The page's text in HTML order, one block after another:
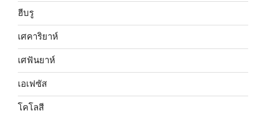
ฮีบรู
เศคาริยาห์
เศฟันยาห์
เอเฟซัส
โคโลสี